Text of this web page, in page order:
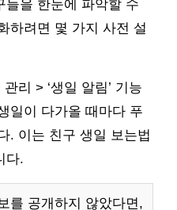
들을 한눈에 파악할 수
하려면 몇 가지 사전 설
리 > ‘생일 알림’ 기능
일이 다가올 때마다 푸
. 이는 친구 생일 보는법
다.
를 공개하지 않았다면,